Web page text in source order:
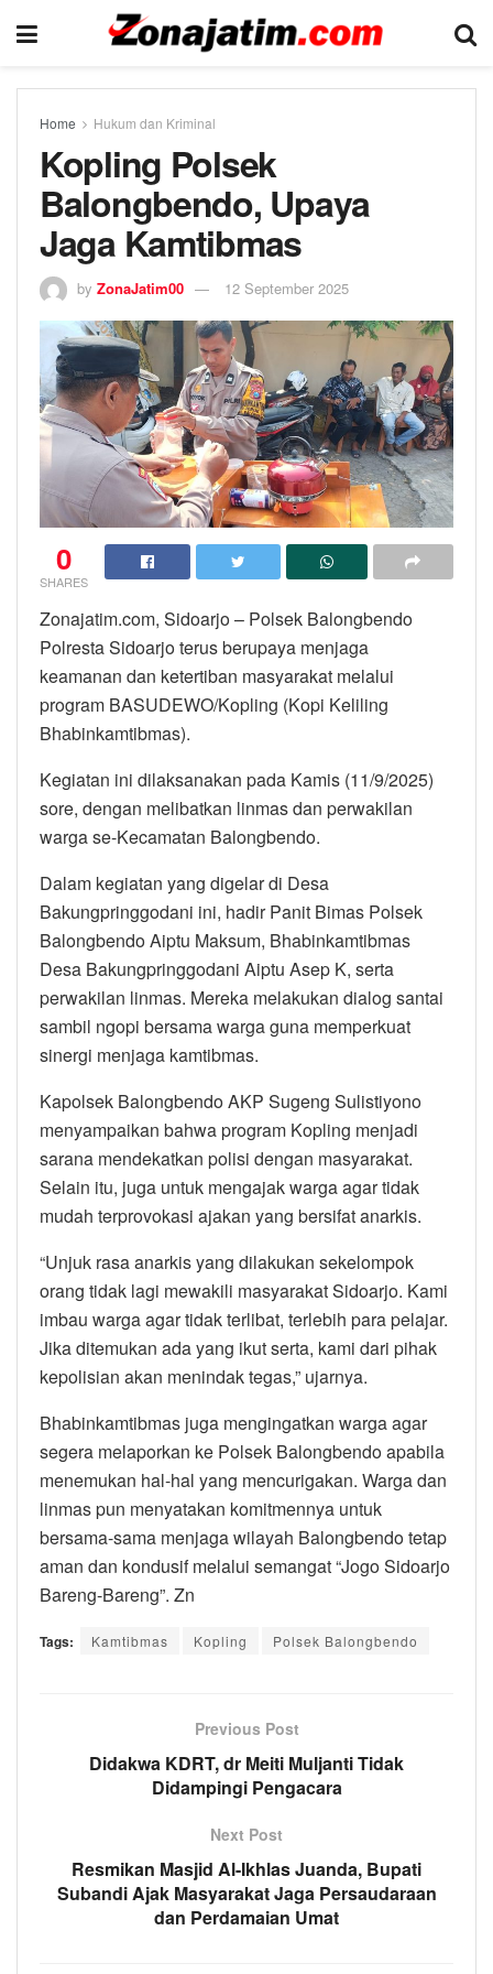
Home Hukum dan Kriminal
Kopling Polsek
Balongbendo, Upaya
Jaga Kamtibmas
by ZonaJatim00 12 September 2025
0
SHARES
Zonajatim.com, Sidoarjo – Polsek Balongbendo
Polresta Sidoarjo terus berupaya menjaga
keamanan dan ketertiban masyarakat melalui
program BASUDEWO/Kopling (Kopi Keliling
Bhabinkamtibmas).
Kegiatan ini dilaksanakan pada Kamis (11/9/2025)
sore, dengan melibatkan linmas dan perwakilan
warga se-Kecamatan Balongbendo.
Dalam kegiatan yang digelar di Desa
Bakungpringgodani ini, hadir Panit Bimas Polsek
Balongbendo Aiptu Maksum, Bhabinkamtibmas
Desa Bakungpringgodani Aiptu Asep K, serta
perwakilan linmas. Mereka melakukan dialog santai
sambil ngopi bersama warga guna memperkuat
sinergi menjaga kamtibmas.
Kapolsek Balongbendo AKP Sugeng Sulistiyono
menyampaikan bahwa program Kopling menjadi
sarana mendekatkan polisi dengan masyarakat.
Selain itu, juga untuk mengajak warga agar tidak
mudah terprovokasi ajakan yang bersifat anarkis.
“Unjuk rasa anarkis yang dilakukan sekelompok
orang tidak lagi mewakili masyarakat Sidoarjo. Kami
imbau warga agar tidak terlibat, terlebih para pelajar.
Jika ditemukan ada yang ikut serta, kami dari pihak
kepolisian akan menindak tegas,” ujarnya.
Bhabinkamtibmas juga mengingatkan warga agar
segera melaporkan ke Polsek Balongbendo apabila
menemukan hal-hal yang mencurigakan. Warga dan
linmas pun menyatakan komitmennya untuk
bersama-sama menjaga wilayah Balongbendo tetap
aman dan kondusif melalui semangat “Jogo Sidoarjo
Bareng-Bareng”. Zn
Tags: Kamtibmas Kopling Polsek Balongbendo
Previous Post
Didakwa KDRT, dr Meiti Muljanti Tidak
Didampingi Pengacara
Next Post
Resmikan Masjid Al-Ikhlas Juanda, Bupati
Subandi Ajak Masyarakat Jaga Persaudaraan
dan Perdamaian Umat